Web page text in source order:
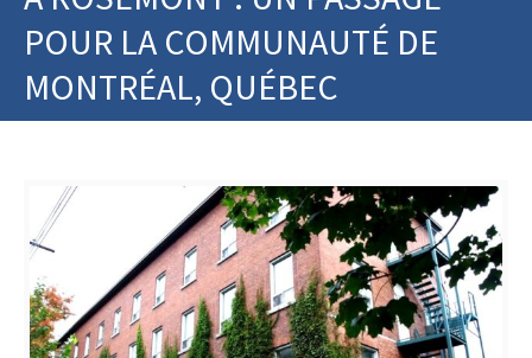
POUR LA COMMUNAUTÉ DE
MONTRÉAL, QUÉBEC